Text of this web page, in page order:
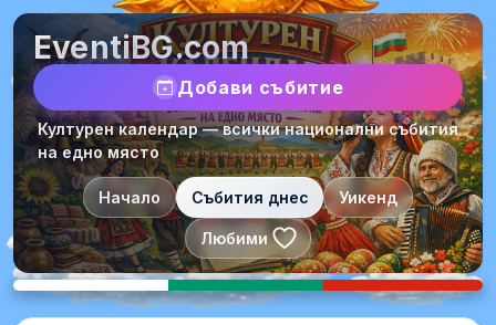
EventiBG.com
Добави събитие
Културен календар — всички национални събития
на едно място
Начало Събития днес Уикенд
Любими